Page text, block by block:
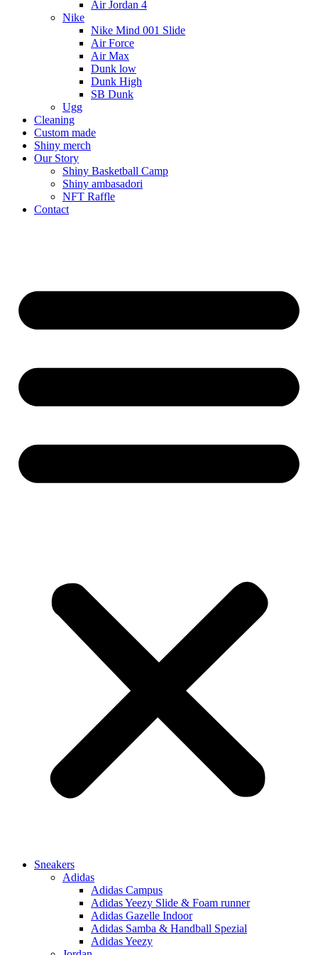
Air Jordan 4
Nike
Nike Mind 001 Slide
Air Force
Air Max
Dunk low
Dunk High
SB Dunk
Ugg
Cleaning
Custom made
Shiny merch
Our Story
Shiny Basketball Camp
Shiny ambasadori
NFT Raffle
Contact
Sneakers
Adidas
Adidas Campus
Adidas Yeezy Slide & Foam runner
Adidas Gazelle Indoor
Adidas Samba & Handball Spezial
Adidas Yeezy